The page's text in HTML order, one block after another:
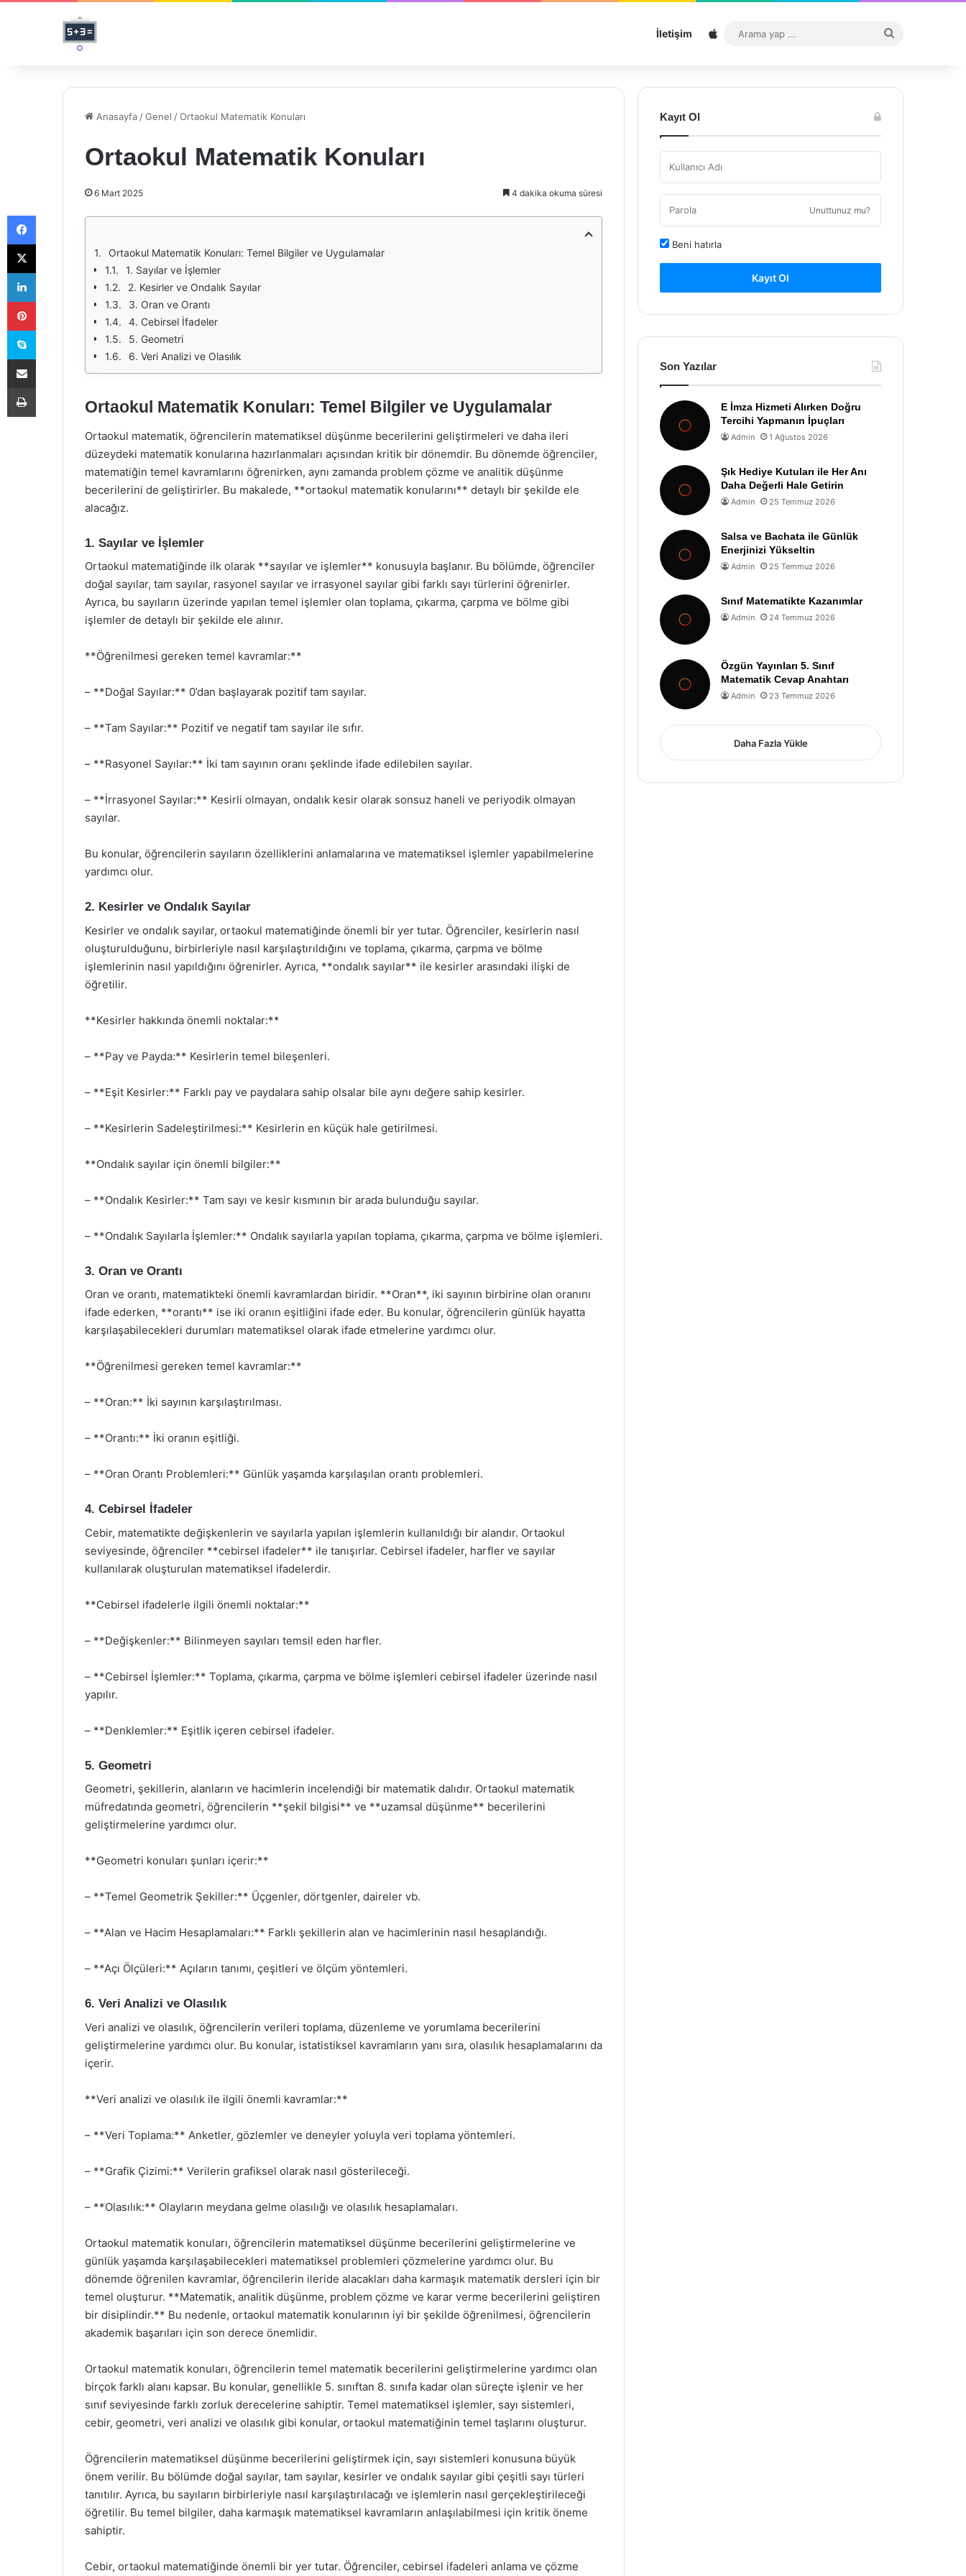
İletişim Sitemap
...
Anasayfa /Genel /Ortaokul Matematik Konuları
Ortaokul Matematik Konuları
6 Mart 2025 4 dakika okuma süresi
Ortaokul Matematik Konuları: Temel Bilgiler ve Uygulamalar
1. Sayılar ve İşlemler
2. Kesirler ve Ondalık Sayılar
3. Oran ve Orantı
4. Cebirsel İfadeler
5. Geometri
6. Veri Analizi ve Olasılık
Ortaokul Matematik Konuları: Temel Bilgiler ve Uygulamalar
Ortaokul matematik, öğrencilerin matematiksel düşünme becerilerini geliştirmeleri ve daha ileri
düzeydeki matematik konularına hazırlanmaları açısından kritik bir dönemdir. Bu dönemde öğrenciler,
matematiğin temel kavramlarını öğrenirken, aynı zamanda problem çözme ve analitik düşünme
becerilerini de geliştirirler. Bu makalede, **ortaokul matematik konularını** detaylı bir şekilde ele
alacağız.
1. Sayılar ve İşlemler
Ortaokul matematiğinde ilk olarak **sayılar ve işlemler** konusuyla başlanır. Bu bölümde, öğrenciler
doğal sayılar, tam sayılar, rasyonel sayılar ve irrasyonel sayılar gibi farklı sayı türlerini öğrenirler.
Ayrıca, bu sayıların üzerinde yapılan temel işlemler olan toplama, çıkarma, çarpma ve bölme gibi
işlemler de detaylı bir şekilde ele alınır.
**Öğrenilmesi gereken temel kavramlar:**
– **Doğal Sayılar:** 0’dan başlayarak pozitif tam sayılar.
– **Tam Sayılar:** Pozitif ve negatif tam sayılar ile sıfır.
– **Rasyonel Sayılar:** İki tam sayının oranı şeklinde ifade edilebilen sayılar.
– **İrrasyonel Sayılar:** Kesirli olmayan, ondalık kesir olarak sonsuz haneli ve periyodik olmayan
sayılar.
Bu konular, öğrencilerin sayıların özelliklerini anlamalarına ve matematiksel işlemler yapabilmelerine
yardımcı olur.
2. Kesirler ve Ondalık Sayılar
Kesirler ve ondalık sayılar, ortaokul matematiğinde önemli bir yer tutar. Öğrenciler, kesirlerin nasıl
oluşturulduğunu, birbirleriyle nasıl karşılaştırıldığını ve toplama, çıkarma, çarpma ve bölme
işlemlerinin nasıl yapıldığını öğrenirler. Ayrıca, **ondalık sayılar** ile kesirler arasındaki ilişki de
öğretilir.
**Kesirler hakkında önemli noktalar:**
– **Pay ve Payda:** Kesirlerin temel bileşenleri.
– **Eşit Kesirler:** Farklı pay ve paydalara sahip olsalar bile aynı değere sahip kesirler.
– **Kesirlerin Sadeleştirilmesi:** Kesirlerin en küçük hale getirilmesi.
**Ondalık sayılar için önemli bilgiler:**
– **Ondalık Kesirler:** Tam sayı ve kesir kısmının bir arada bulunduğu sayılar.
– **Ondalık Sayılarla İşlemler:** Ondalık sayılarla yapılan toplama, çıkarma, çarpma ve bölme işlemleri.
3. Oran ve Orantı
Oran ve orantı, matematikteki önemli kavramlardan biridir. **Oran**, iki sayının birbirine olan oranını
ifade ederken, **orantı** ise iki oranın eşitliğini ifade eder. Bu konular, öğrencilerin günlük hayatta
karşılaşabilecekleri durumları matematiksel olarak ifade etmelerine yardımcı olur.
**Öğrenilmesi gereken temel kavramlar:**
– **Oran:** İki sayının karşılaştırılması.
– **Orantı:** İki oranın eşitliği.
– **Oran Orantı Problemleri:** Günlük yaşamda karşılaşılan orantı problemleri.
4. Cebirsel İfadeler
Cebir, matematikte değişkenlerin ve sayılarla yapılan işlemlerin kullanıldığı bir alandır. Ortaokul
seviyesinde, öğrenciler **cebirsel ifadeler** ile tanışırlar. Cebirsel ifadeler, harfler ve sayılar
kullanılarak oluşturulan matematiksel ifadelerdir.
**Cebirsel ifadelerle ilgili önemli noktalar:**
– **Değişkenler:** Bilinmeyen sayıları temsil eden harfler.
– **Cebirsel İşlemler:** Toplama, çıkarma, çarpma ve bölme işlemleri cebirsel ifadeler üzerinde nasıl
yapılır.
– **Denklemler:** Eşitlik içeren cebirsel ifadeler.
5. Geometri
Geometri, şekillerin, alanların ve hacimlerin incelendiği bir matematik dalıdır. Ortaokul matematik
müfredatında geometri, öğrencilerin **şekil bilgisi** ve **uzamsal düşünme** becerilerini
geliştirmelerine yardımcı olur.
**Geometri konuları şunları içerir:**
– **Temel Geometrik Şekiller:** Üçgenler, dörtgenler, daireler vb.
– **Alan ve Hacim Hesaplamaları:** Farklı şekillerin alan ve hacimlerinin nasıl hesaplandığı.
– **Açı Ölçüleri:** Açıların tanımı, çeşitleri ve ölçüm yöntemleri.
6. Veri Analizi ve Olasılık
Veri analizi ve olasılık, öğrencilerin verileri toplama, düzenleme ve yorumlama becerilerini
geliştirmelerine yardımcı olur. Bu konular, istatistiksel kavramların yanı sıra, olasılık hesaplamalarını da
içerir.
**Veri analizi ve olasılık ile ilgili önemli kavramlar:**
– **Veri Toplama:** Anketler, gözlemler ve deneyler yoluyla veri toplama yöntemleri.
– **Grafik Çizimi:** Verilerin grafiksel olarak nasıl gösterileceği.
– **Olasılık:** Olayların meydana gelme olasılığı ve olasılık hesaplamaları.
Ortaokul matematik konuları, öğrencilerin matematiksel düşünme becerilerini geliştirmelerine ve
günlük yaşamda karşılaşabilecekleri matematiksel problemleri çözmelerine yardımcı olur. Bu
dönemde öğrenilen kavramlar, öğrencilerin ileride alacakları daha karmaşık matematik dersleri için bir
temel oluşturur. **Matematik, analitik düşünme, problem çözme ve karar verme becerilerini geliştiren
bir disiplindir.** Bu nedenle, ortaokul matematik konularının iyi bir şekilde öğrenilmesi, öğrencilerin
akademik başarıları için son derece önemlidir.
Ortaokul matematik konuları, öğrencilerin temel matematik becerilerini geliştirmelerine yardımcı olan
birçok farklı alanı kapsar. Bu konular, genellikle 5. sınıftan 8. sınıfa kadar olan süreçte işlenir ve her
sınıf seviyesinde farklı zorluk derecelerine sahiptir. Temel matematiksel işlemler, sayı sistemleri,
cebir, geometri, veri analizi ve olasılık gibi konular, ortaokul matematiğinin temel taşlarını oluşturur.
Öğrencilerin matematiksel düşünme becerilerini geliştirmek için, sayı sistemleri konusuna büyük
önem verilir. Bu bölümde doğal sayılar, tam sayılar, kesirler ve ondalık sayılar gibi çeşitli sayı türleri
tanıtılır. Ayrıca, bu sayıların birbirleriyle nasıl karşılaştırılacağı ve işlemlerin nasıl gerçekleştirileceği
öğretilir. Bu temel bilgiler, daha karmaşık matematiksel kavramların anlaşılabilmesi için kritik öneme
sahiptir.
Cebir, ortaokul matematiğinde önemli bir yer tutar. Öğrenciler, cebirsel ifadeleri anlama ve çözme
Kayıt Ol
Unuttunuz mu?
Beni hatırla
Kayıt Ol
Son Yazılar
E İmza Hizmeti Alırken Doğru
Tercihi Yapmanın İpuçları
Admin 1 Ağustos 2026
Şık Hediye Kutuları ile Her Anı
Daha Değerli Hale Getirin
Admin 25 Temmuz 2026
Salsa ve Bachata ile Günlük
Enerjinizi Yükseltin
Admin 25 Temmuz 2026
Sınıf Matematikte Kazanımlar
Admin 24 Temmuz 2026
Özgün Yayınları 5. Sınıf
Matematik Cevap Anahtarı
Admin 23 Temmuz 2026
Daha Fazla Yükle
Facebook
X
LinkedIn
Pinterest
Skype
E-Posta ile paylaş